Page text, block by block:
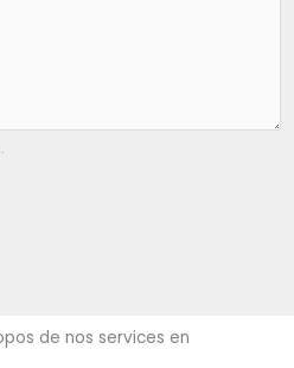
de nos services en